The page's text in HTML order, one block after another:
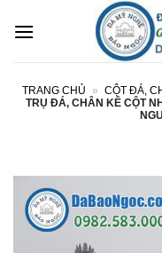
qua
TRANG CHỦ » CỘT ĐÁ,
TRỤ ĐÁ, CHÂN KÊ CỘT